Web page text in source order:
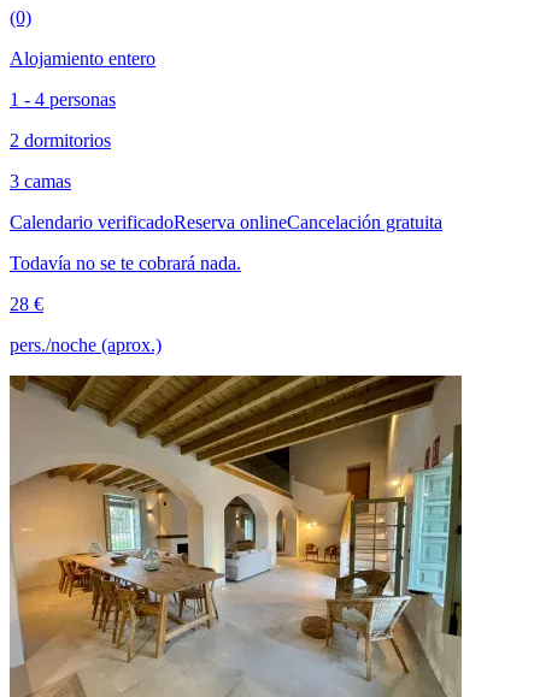
(0)
Alojamiento entero
1 - 4 personas
2 dormitorios
3 camas
Calendario verificadoReserva onlineCancelación gratuita
Todavía no se te cobrará nada.
28 €
pers./noche (aprox.)